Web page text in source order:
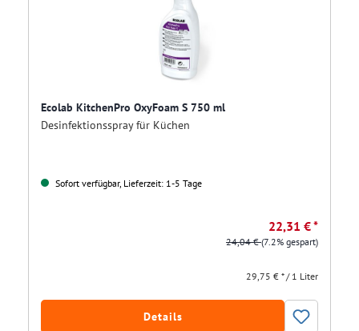
Ecolab KitchenPro OxyFoam S 750 ml
Desinfektionsspray für Küchen
Sofort verfügbar, Lieferzeit: 1-5 Tage
22,31 € *
24,04 €(7.2% gespart)
29,75 € * / 1 Liter
Details